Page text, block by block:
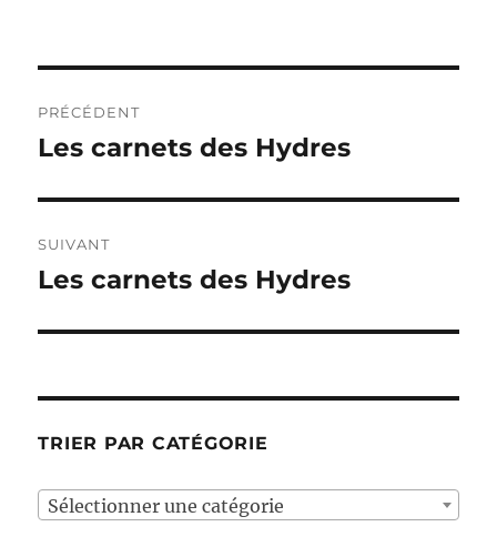
de
PRÉCÉDENT
Publication
Les carnets des Hydres
SUIVANT
Publication
Les carnets des Hydres
TRIER PAR CATÉGORIE
Sélectionner une catégorie